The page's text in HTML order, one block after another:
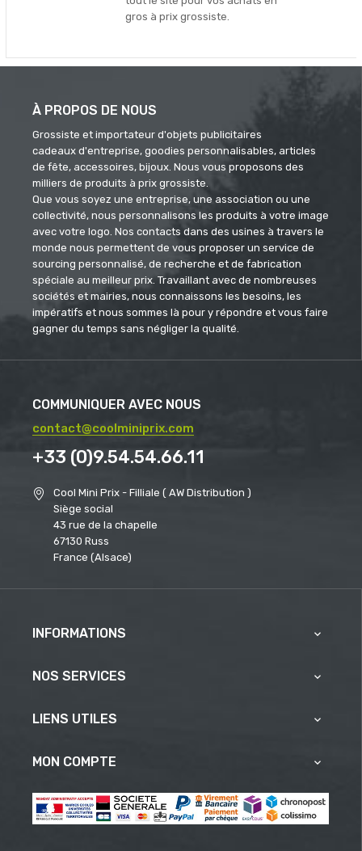
gros à prix grossiste.
À PROPOS DE NOUS
Grossiste et importateur d'objets publicitaires
cadeaux d'entreprise, goodies personnalisables, articles
de fête, accessoires, bijoux. Nous vous proposons des
milliers de produits à prix grossiste.
Que vous soyez une entreprise, une association ou une
collectivité, nous personnalisons les produits à votre image
avec votre logo. Nos contacts dans des usines à travers le
monde nous permettent de vous proposer un service de
sourcing personnalisé, de recherche et de fabrication
spéciale au meilleur prix. Travaillant avec de nombreuses
sociétés et mairies, nous connaissons les besoins, les
impératifs et nous sommes là pour y répondre et vous faire
gagner du temps sans négliger la qualité.
COMMUNIQUER AVEC NOUS
contact@coolminiprix.com
+33 (0)9.54.54.66.11
Cool Mini Prix - Filliale ( AW Distribution )
Siège social
43 rue de la chapelle
67130 Russ
France (Alsace)
INFORMATIONS 
NOS SERVICES 
LIENS UTILES 
MON COMPTE 